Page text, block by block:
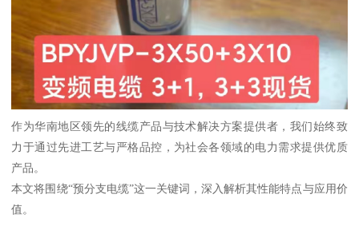
作为华南地区领先的线缆产品与技术解决方案提供者，我们始终致
力于通过先进工艺与严格品控，为社会各领域的电力需求提供优质
产品。
本文将围绕“预分支电缆”这一关键词，深入解析其性能特点与应用价
值。